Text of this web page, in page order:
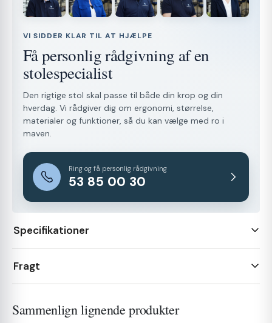
VI SIDDER KLAR TIL AT HJÆLPE
Få personlig rådgivning af en
stolespecialist
Den rigtige stol skal passe til både din krop og din
hverdag. Vi rådgiver dig om ergonomi, størrelse,
materialer og funktioner, så du kan vælge med ro i
maven.
Ring og få personlig rådgivning
53 85 00 30
Specifikationer
Fragt
Sammenlign lignende produkter